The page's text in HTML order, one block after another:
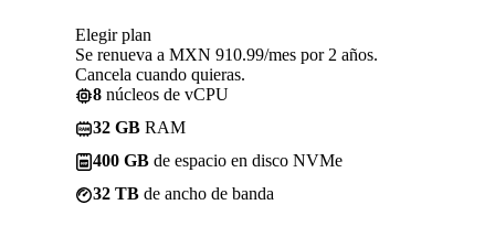
Elegir plan
Se renueva a MXN 910.99/mes por 2 años.
Cancela cuando quieras.
8 núcleos de vCPU
32 GB RAM
400 GB de espacio en disco NVMe
32 TB de ancho de banda